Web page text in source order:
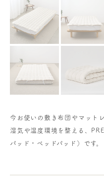
今お使いの敷き布団やマット
湿気や温度環境を整える、
パッド・ベッドパッド）です。